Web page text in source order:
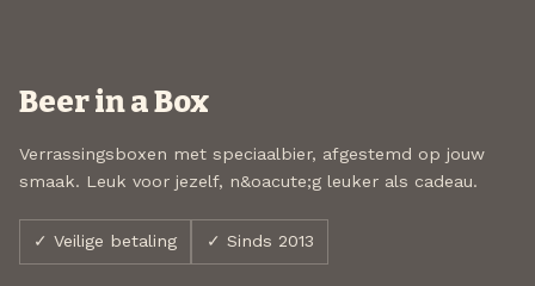
Beer in a Box
Verrassingsboxen met speciaalbier, afgestemd op jouw
smaak. Leuk voor jezelf, n&oacute;g leuker als cadeau.
✓ Veilige betaling ✓ Sinds 2013